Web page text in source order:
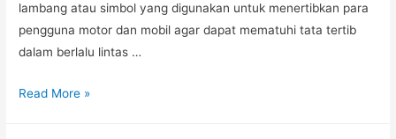
lambang atau simbol yang digunakan untuk menertibkan para
pengguna motor dan mobil agar dapat mematuhi tata tertib
dalam berlalu lintas …
RAMBU
Read More »